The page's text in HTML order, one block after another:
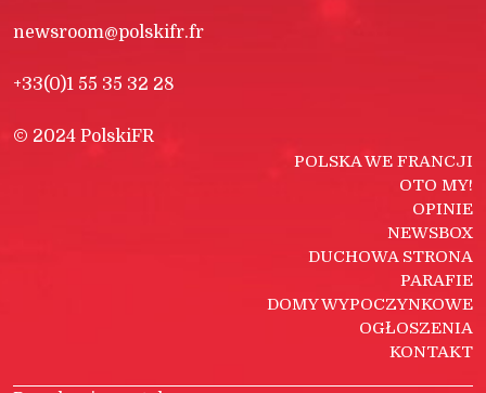
newsroom@polskifr.fr
+33(0)1 55 35 32 28
© 2024 PolskiFR
POLSKA WE FRANCJI
OTO MY!
OPINIE
NEWSBOX
DUCHOWA STRONA
PARAFIE
DOMY WYPOCZYNKOWE
OGŁOSZENIA
KONTAKT